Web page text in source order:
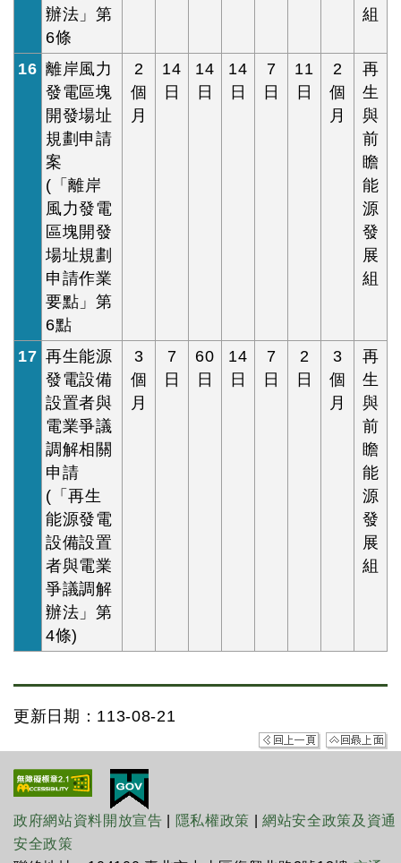
辦法」第
6條
組
16 離岸風力
發電區塊
開發場址
規劃申請
案
(「離岸
風力發電
區塊開發
場址規劃
申請作業
要點」第
6點
2
個
月
14
日
14
日
14
日
7
日
11
日
2
個
月
再
生
與
前
瞻
能
源
發
展
組
17 再生能源
發電設備
設置者與
電業爭議
調解相關
申請
(「再生
能源發電
設備設置
者與電業
爭議調解
辦法」第
4條)
3
個
月
7
日
60
日
14
日
7
日
2
日
3
個
月
再
生
與
前
瞻
能
源
發
展
組
更新日期：113-08-21
政府網站資料開放宣告 隱私權政策 |網站安全政策及資通
安全政策